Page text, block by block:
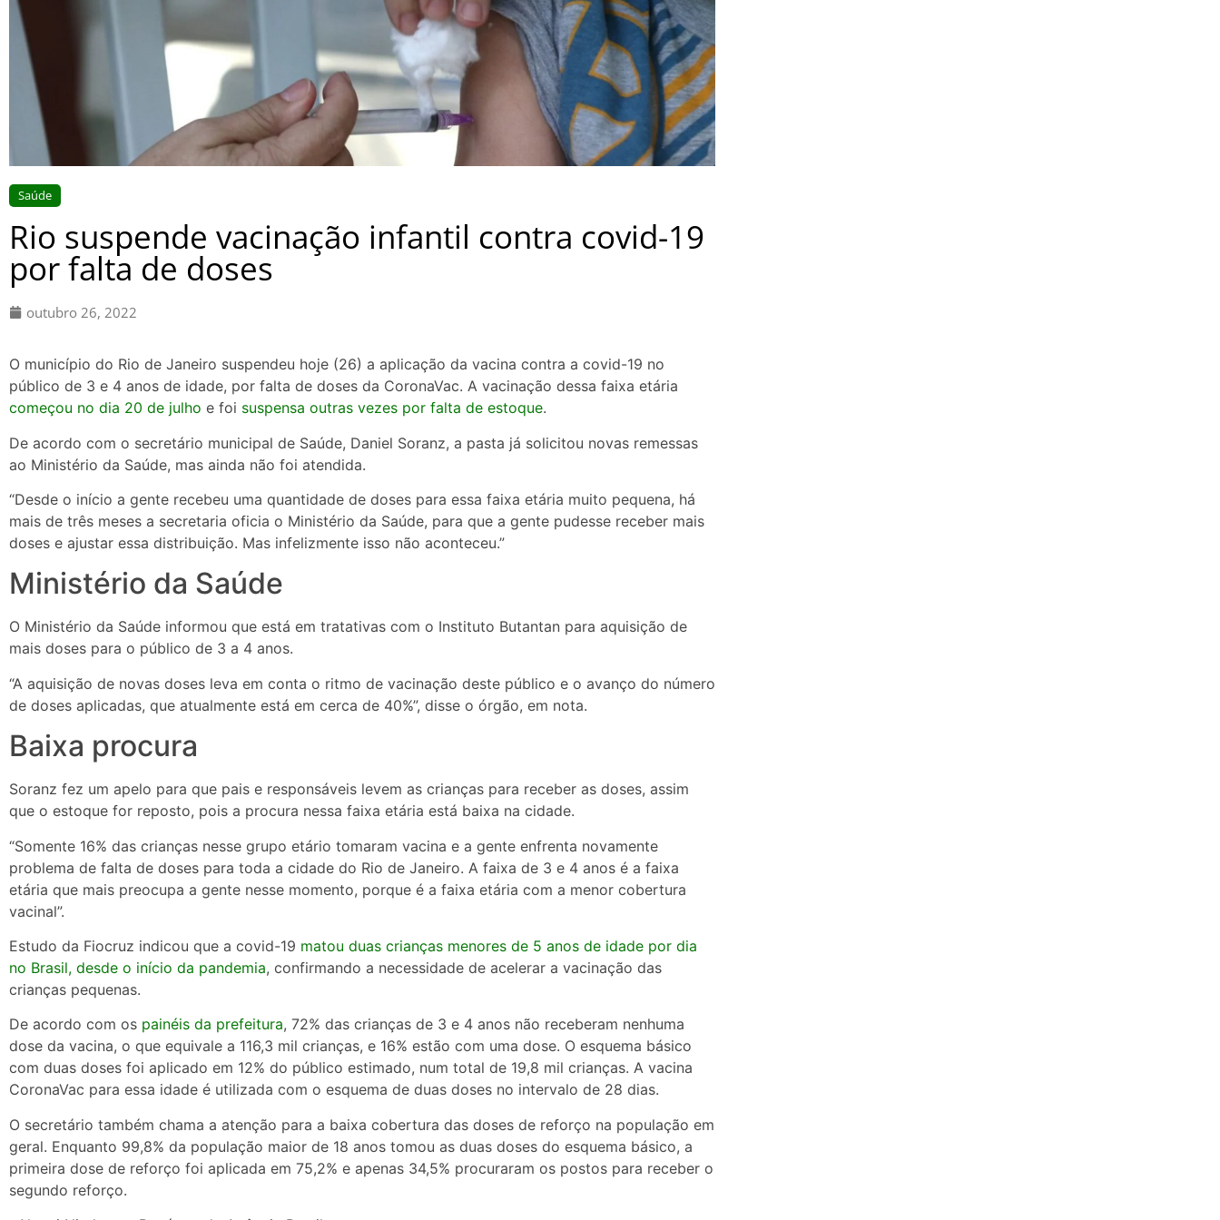
Saúde
Rio suspende vacinação infantil contra covid-19
por falta de doses
outubro 26, 2022
O município do Rio de Janeiro suspendeu hoje (26) a aplicação da vacina contra a covid-19 no
público de 3 e 4 anos de idade, por falta de doses da CoronaVac. A vacinação dessa faixa etária
começou no dia 20 de julho e foi suspensa outras vezes por falta de estoque.
De acordo com o secretário municipal de Saúde, Daniel Soranz, a pasta já solicitou novas remessas
ao Ministério da Saúde, mas ainda não foi atendida.
“Desde o início a gente recebeu uma quantidade de doses para essa faixa etária muito pequena, há
mais de três meses a secretaria oficia o Ministério da Saúde, para que a gente pudesse receber mais
doses e ajustar essa distribuição. Mas infelizmente isso não aconteceu.”
Ministério da Saúde
O Ministério da Saúde informou que está em tratativas com o Instituto Butantan para aquisição de
mais doses para o público de 3 a 4 anos.
“A aquisição de novas doses leva em conta o ritmo de vacinação deste público e o avanço do número
de doses aplicadas, que atualmente está em cerca de 40%”, disse o órgão, em nota.
Baixa procura
Soranz fez um apelo para que pais e responsáveis levem as crianças para receber as doses, assim
que o estoque for reposto, pois a procura nessa faixa etária está baixa na cidade.
“Somente 16% das crianças nesse grupo etário tomaram vacina e a gente enfrenta novamente
problema de falta de doses para toda a cidade do Rio de Janeiro. A faixa de 3 e 4 anos é a faixa
etária que mais preocupa a gente nesse momento, porque é a faixa etária com a menor cobertura
vacinal”.
Estudo da Fiocruz indicou que a covid-19 matou duas crianças menores de 5 anos de idade por dia
no Brasil, desde o início da pandemia, confirmando a necessidade de acelerar a vacinação das
crianças pequenas.
De acordo com os painéis da prefeitura, 72% das crianças de 3 e 4 anos não receberam nenhuma
dose da vacina, o que equivale a 116,3 mil crianças, e 16% estão com uma dose. O esquema básico
com duas doses foi aplicado em 12% do público estimado, num total de 19,8 mil crianças. A vacina
CoronaVac para essa idade é utilizada com o esquema de duas doses no intervalo de 28 dias.
O secretário também chama a atenção para a baixa cobertura das doses de reforço na população em
geral. Enquanto 99,8% da população maior de 18 anos tomou as duas doses do esquema básico, a
primeira dose de reforço foi aplicada em 75,2% e apenas 34,5% procuraram os postos para receber o
segundo reforço.